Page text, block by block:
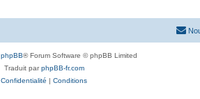
phpBB® Forum Software © phpBB Limited
Traduit parphpBB-fr.com
Confidentialité | Conditions